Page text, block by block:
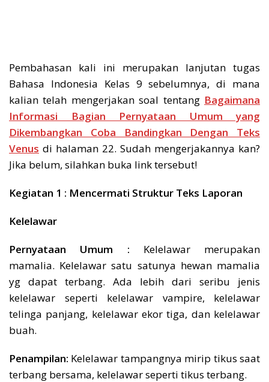
Pembahasan kali ini merupakan lanjutan tugas
Bahasa Indonesia Kelas 9 sebelumnya, di mana
kalian telah mengerjakan soal tentang Bagaimana
Informasi Bagian Pernyataan Umum yang
Dikembangkan Coba Bandingkan Dengan Teks
Venus di halaman 22. Sudah mengerjakannya kan?
Jika belum, silahkan buka link tersebut!
Kegiatan 1 : Mencermati Struktur Teks Laporan
Kelelawar
Pernyataan Umum : Kelelawar merupakan
mamalia. Kelelawar satu satunya hewan mamalia
yg dapat terbang. Ada lebih dari seribu jenis
kelelawar seperti kelelawar vampire, kelelawar
telinga panjang, kelelawar ekor tiga, dan kelelawar
buah.
Penampilan: Kelelawar tampangnya mirip tikus saat
terbang bersama, kelelawar seperti tikus terbang.